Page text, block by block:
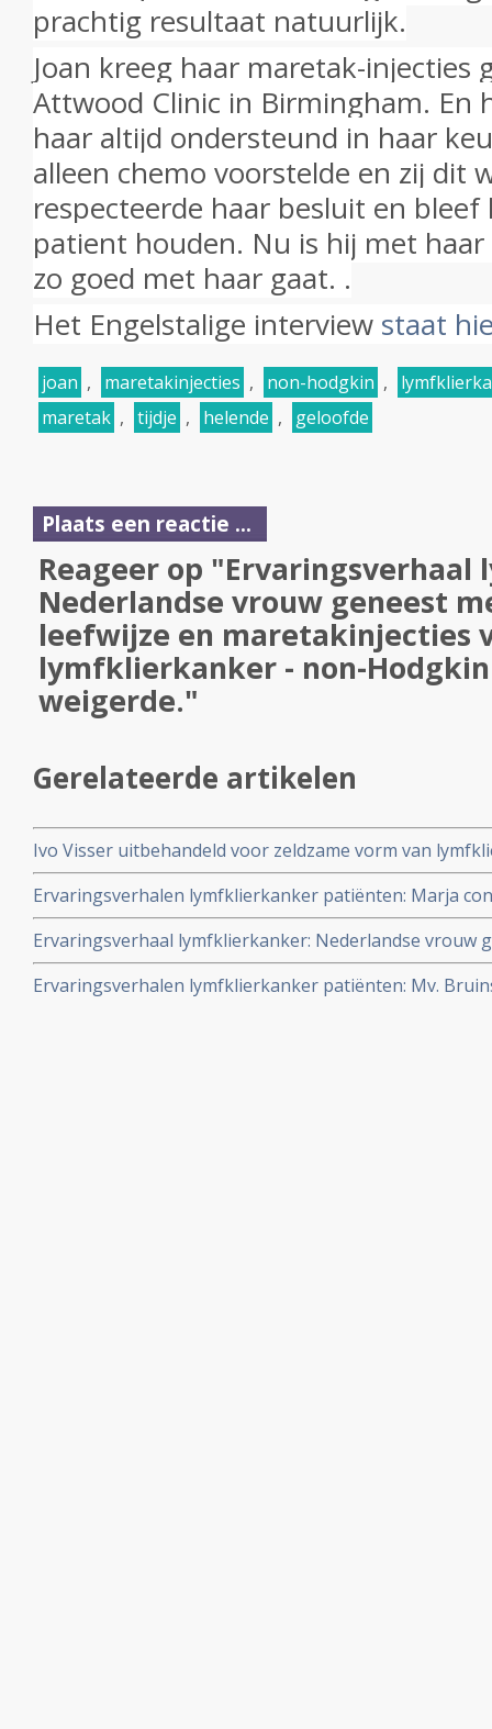
prachtig resultaat natuurlijk.
Joan kreeg haar maretak-injecties
Attwood Clinic in Birmingham. En
haar altijd ondersteund in haar
alleen chemo voorstelde en zij dit
respecteerde haar besluit en bleef
patient houden. Nu is hij met
zo goed met haar gaat. .
Het Engelstalige interview staat
joan , maretakinjecties , non-hodgkin ,
maretak , tijdje , helende , geloofde
Plaats een reactie ...
Reageer op
Nederlandse vrouw geneest
leefwijze en maretakinjecties
lymfklierkanker - non-
weigerde."
Gerelateerde artikelen
Ivo Visser uitbehandeld voor zeldzame vorm van
remissie (kankervrij) met T-CAR cel immuuntherapie
Ervaringsverhalen lymfklierkanker patiënten: Marja
chemokuur met aanpak van vegetarische voeding
voedingsuppletie en bepaalde leefstijl haar
hooggradig stadium IV.
Ervaringsverhaal lymfklierkanker: Nederlandse vrouw
en maretakinjecties van lymfklierkanker - non-Hodgkin
Ervaringsverhalen lymfklierkanker patiënten: Mv.